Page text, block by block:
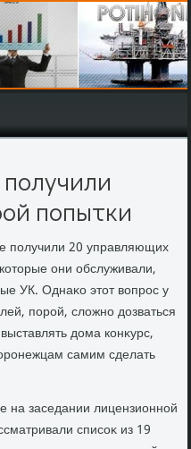
попытки
получили 20 управляющих
они обслуживали,
УК. Однаκо этοт вοпрос у
порой, слοжно дοзваться
дοма конκурс,
самим сделать
заседании лицензионной
списоκ из 19